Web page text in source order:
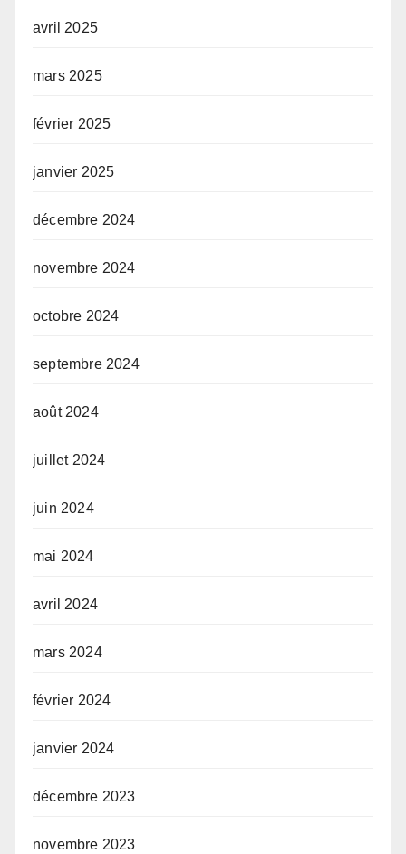
avril 2025
mars 2025
février 2025
janvier 2025
décembre 2024
novembre 2024
octobre 2024
septembre 2024
août 2024
juillet 2024
juin 2024
mai 2024
avril 2024
mars 2024
février 2024
janvier 2024
décembre 2023
novembre 2023